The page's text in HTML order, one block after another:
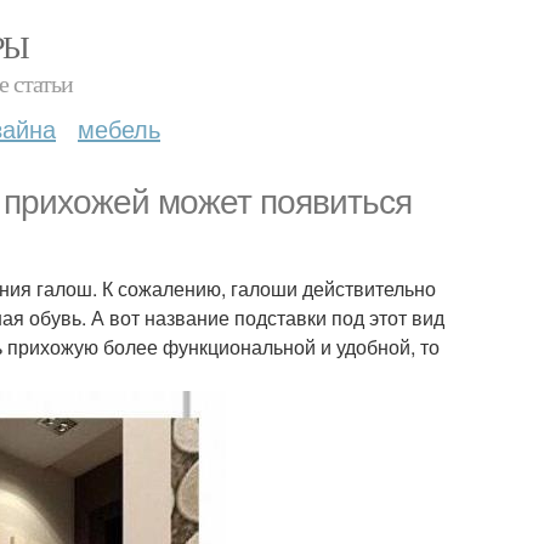
статьи
мебель
может появиться
галош. К сожалению, галоши действительно
обувь. А вот название подставки под этот вид
прихожую более функциональной и удобной, то